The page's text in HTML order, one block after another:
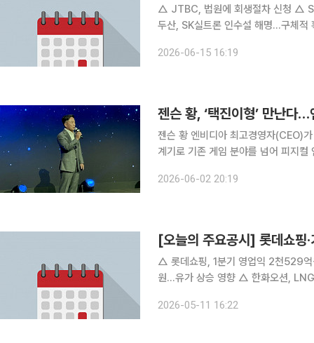
△ JTBC, 법원에 회생절차 신청 △ SK, SK실트론 매각 추진설 해명…협의 진행 중이나 미확정 △
두산, SK실트론 인수설 해명…구체적 확정 사항 미정 △ 감성코퍼레
2026-06-15 16:19
젠슨 황, ‘택진이형’ 만난다
젠슨 황 엔비디아 최고경영자(CEO)
계기로 기존 게임 분야를 넘어 피지컬
공개되지 않았으나 게임과 AI 분야 협
2026-06-02 20:19
[오늘의 주요공시] 롯데쇼핑
△ 롯데쇼핑, 1분기 영업익 2천529억원…백화점 '사상 최대'
원…유가 상승 영향 △ 한화오션, LNG 운반선 1척 추가 수주…3632억원 규모 △ 아이에스동서,
1 주식병합 결정 △ 한전KPS, 1
2026-05-11 16:22